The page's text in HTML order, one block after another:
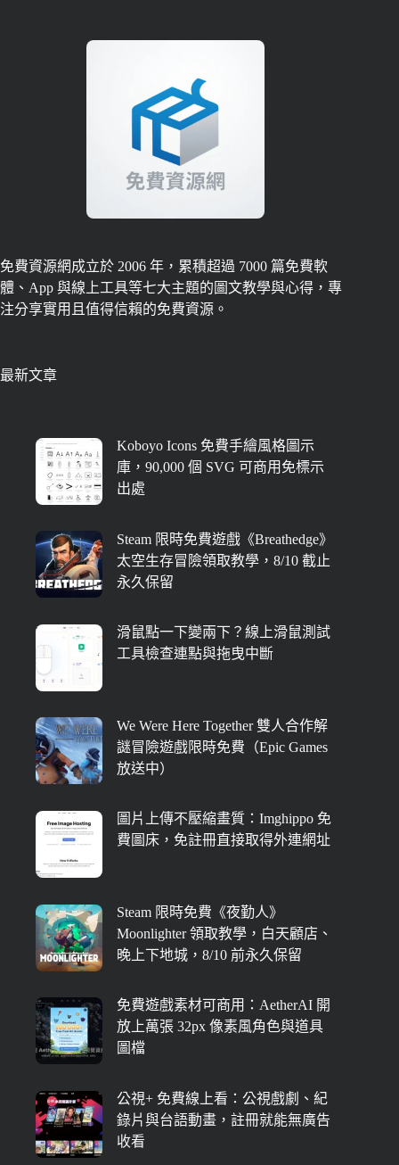
免費資源網成立於 2006 年，累積超過 7000 篇免費軟
體、App 與線上工具等七大主題的圖文教學與心得，專
注分享實用且值得信賴的免費資源。
最新文章
Koboyo Icons 免費手繪風格圖示
庫，90,000 個 SVG 可商用免標示
出處
Steam 限時免費遊戲《Breathedge》
太空生存冒險領取教學，8/10 截止
永久保留
滑鼠點一下變兩下？線上滑鼠測試
工具檢查連點與拖曳中斷
We Were Here Together 雙人合作解
謎冒險遊戲限時免費（Epic Games
放送中）
圖片上傳不壓縮畫質：Imghippo 免
費圖床，免註冊直接取得外連網址
Steam 限時免費《夜勤人》
Moonlighter 領取教學，白天顧店、
晚上下地城，8/10 前永久保留
免費遊戲素材可商用：AetherAI 開
放上萬張 32px 像素風角色與道具
圖檔
公視+ 免費線上看：公視戲劇、紀
錄片與台語動畫，註冊就能無廣告
收看